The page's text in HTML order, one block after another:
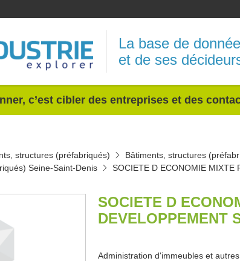
La base de
et de ses
c’est cibler des entreprises et des
structures (préfabriqués)
Bâtiments, structures
Seine-Saint-Denis
SOCIETE D ECONOMIE MIXTE
SOCIETE D
DEVELOPPEMENT
Administration d'immeubles et